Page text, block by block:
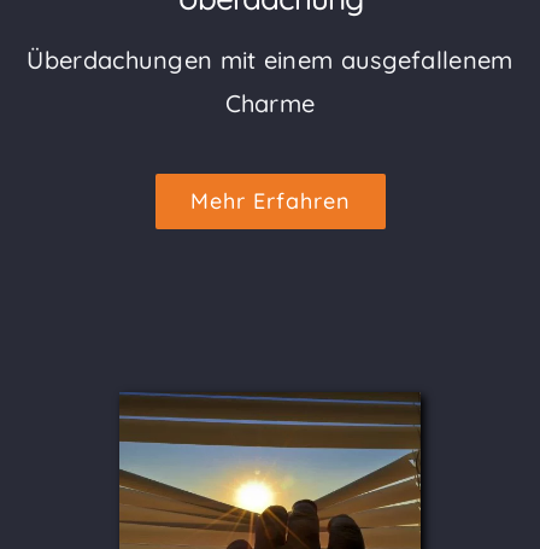
Überdachungen mit einem ausgefallenem
Charme
Mehr Erfahren